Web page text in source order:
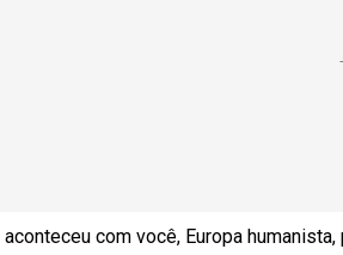
aconteceu com você, Europa